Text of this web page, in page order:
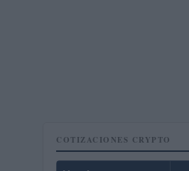
COTIZACIONES CRYPTO